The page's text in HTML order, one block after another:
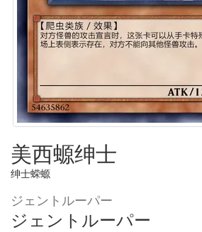
美西螈绅士
绅士蝾螈
ジェントルーパー
ジェントルーパー